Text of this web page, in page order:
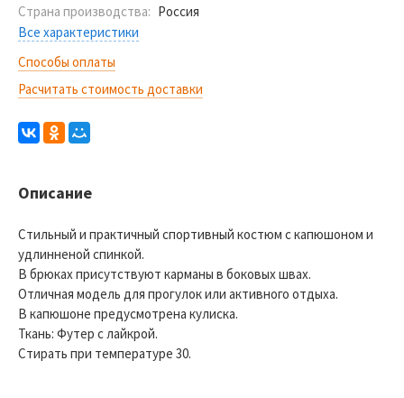
Страна производства: Россия
Все характеристики
Способы оплаты
Расчитать стоимость доставки
Описание
Стильный и практичный спортивный костюм с капюшоном и
удлинненой спинкой.
В брюках присутствуют карманы в боковых швах.
Отличная модель для прогулок или активного отдыха.
В капюшоне предусмотрена кулиска.
Ткань: Футер с лайкрой.
Стирать при температуре 30.